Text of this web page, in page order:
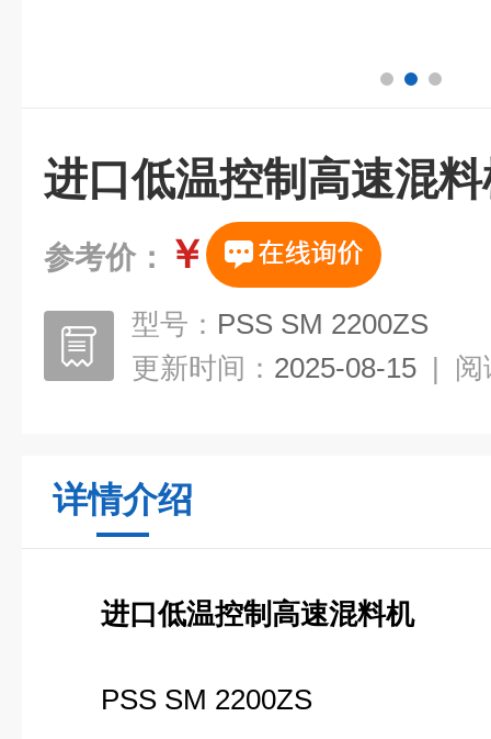
进口低温控制高速混
参考价： ￥
型号： PSS SM 2200ZS
更新时间： 2025-08-15 | 阅
详情介绍
进口低温控制高速混料机
PSS SM 2200ZS